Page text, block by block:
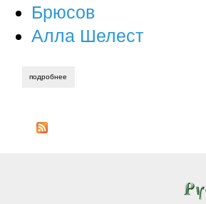
Брюсов
Алла Шелест
подробнее